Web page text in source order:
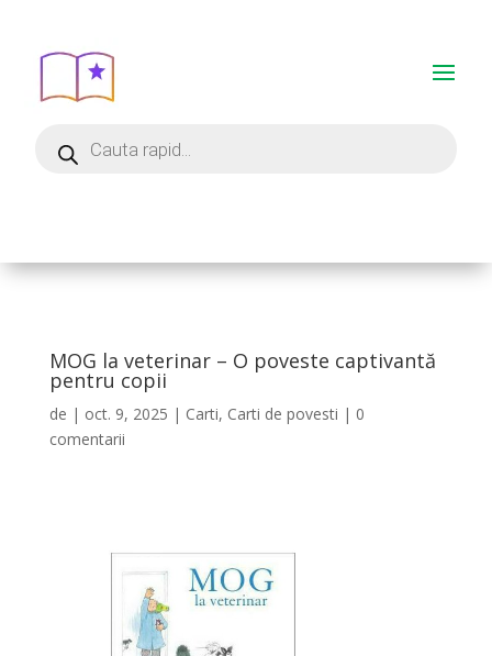
MOG la veterinar – O poveste captivantă
pentru copii
de | oct. 9, 2025 | Carti, Carti de povesti | 0
comentarii